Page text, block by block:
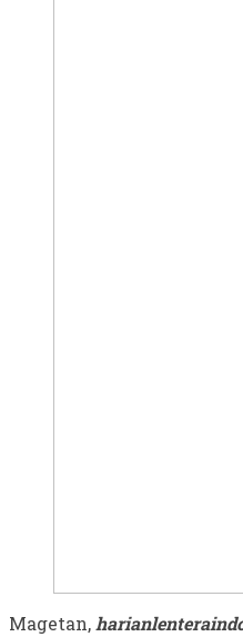
Magetan,